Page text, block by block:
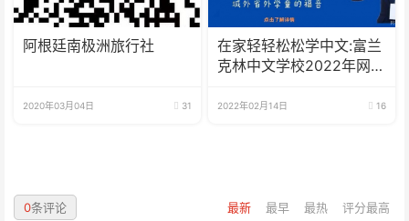
阿根廷南极洲旅行社
2020年03月04日 31
在家轻轻松松学中文:富兰
克林中文学校2022年网校
2022年02月14日 16
最新 最早 最热 评分最高
0条评论